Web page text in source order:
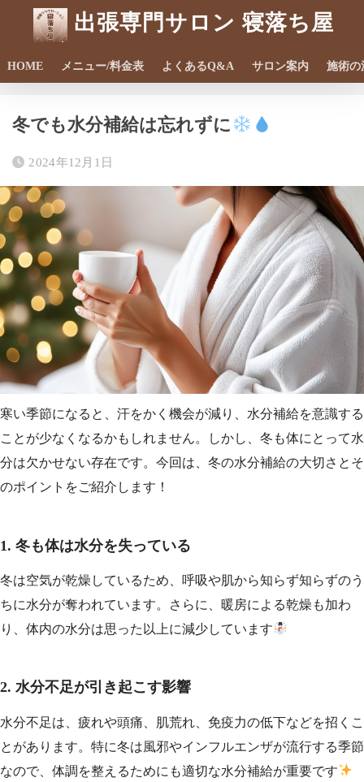
出張専門サロン 寝落ち屋
HOME メニュー/料金表 よくあるQ&A サロン案内 施術の
ホーム ブログ
冬でも水分補給は忘れずに
2024年12月1日
寒い季節になると、汗をかく機会が減り、水分補給を意識する
ことが少なくなるかもしれません。しかし、冬も体にとって水
分は欠かせない存在です。今回は、冬の水分補給の大切さとそ
のポイントをご紹介します！
1. 冬も体は水分を失っている
冬は空気が乾燥しているため、呼吸や肌から知らず知らずのう
ちに水分が奪われています。さらに、暖房による乾燥も加わ
り、体内の水分は思った以上に減少しています
2. 水分不足が引き起こす影響
水分不足は、疲れや頭痛、肌荒れ、免疫力の低下などを招くこ
とがあります。特に冬は風邪やインフルエンザが流行する季節
なので、体調を整えるためにも適切な水分補給が重要です